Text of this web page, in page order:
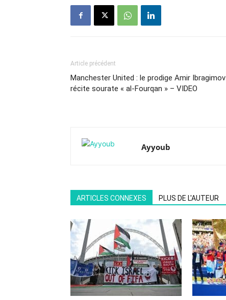
Article précédent
Manchester United : le prodige Amir Ibragimov
récite sourate « al-Fourqan » – VIDEO
Ayyoub
ARTICLES CONNEXES PLUS DE L'AUTEUR